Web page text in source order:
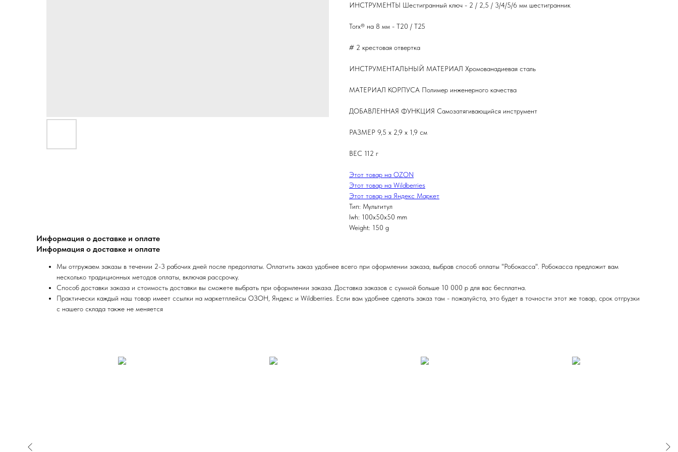
ИНСТРУМЕНТЫ Шестигранный ключ - 2 / 2,5 / 3/4/5/6 мм шестигранник
Torx® на 8 мм - T20 / T25
# 2 крестовая отвертка
ИНСТРУМЕНТАЛЬНЫЙ МАТЕРИАЛ Хромованадиевая сталь
МАТЕРИАЛ КОРПУСА Полимер инженерного качества
ДОБАВЛЕННАЯ ФУНКЦИЯ Самозатягивающийся инструмент
РАЗМЕР 9,5 x 2,9 x 1,9 см
ВЕС 112 г
Этот товар на OZON
Этот товар на Wildberries
Этот товар на Яндекс Маркет
Тип: Мультитул
lwh: 100x50x50 mm
Weight: 150 g
Информация о доставке и оплате
Информация о доставке и оплате
Мы отгружаем заказы в течении 2-3 рабочих дней после предоплаты. Оплатить заказ удобнее всего при оформлении заказа, выбрав способ оплаты "Робокасса". Робокасса предложит вам
несколько традиционных методов оплаты, включая рассрочку.
Способ доставки заказа и стоимость доставки вы сможете выбрать при оформлении заказа. Доставка заказов с суммой больше 10 000 р для вас бесплатна.
Практически каждый наш товар имеет ссылки на маркетплейсы ОЗОН, Яндекс и Wildberries. Если вам удобнее сделать заказ там - пожалуйста, это будет в точности этот же товар, срок отгрузки
с нашего склада также не меняется